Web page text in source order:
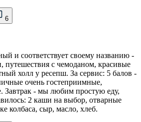
6
и соответствует своему названию -
путешествия с чемоданом, красивые
холл у ресепш. За сервис: 5 балов -
очень гостеприимные,
Завтрак - мы любим простую еду,
2 каши на выбор, отварные
колбаса, сыр, масло, хлеб.